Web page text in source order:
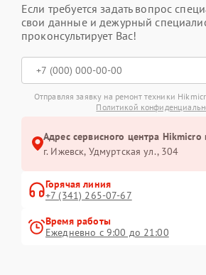
Если требуется задать вопрос
свои данные и дежурный
проконсультирует Вас!
Отправляя заявку на ремонт техники
Политикой
Адрес сервисного центра Hikmicro
г. Ижевск, Удмуртская ул., 304
Горячая линия
+7 (341) 265-07-67
Время работы
Ежедневно с 9:00 до 21:00